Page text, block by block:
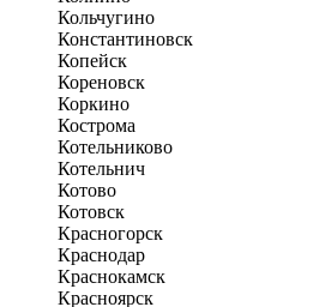
Кольчугино
Константиновск
Копейск
Кореновск
Коркино
Кострома
Котельниково
Котельнич
Котово
Котовск
Красногорск
Краснодар
Краснокамск
Красноярск